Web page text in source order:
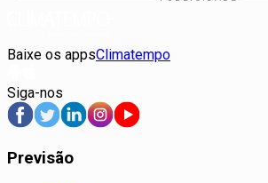
Baixe os appsClimatempo
Siga-nos
Previsão